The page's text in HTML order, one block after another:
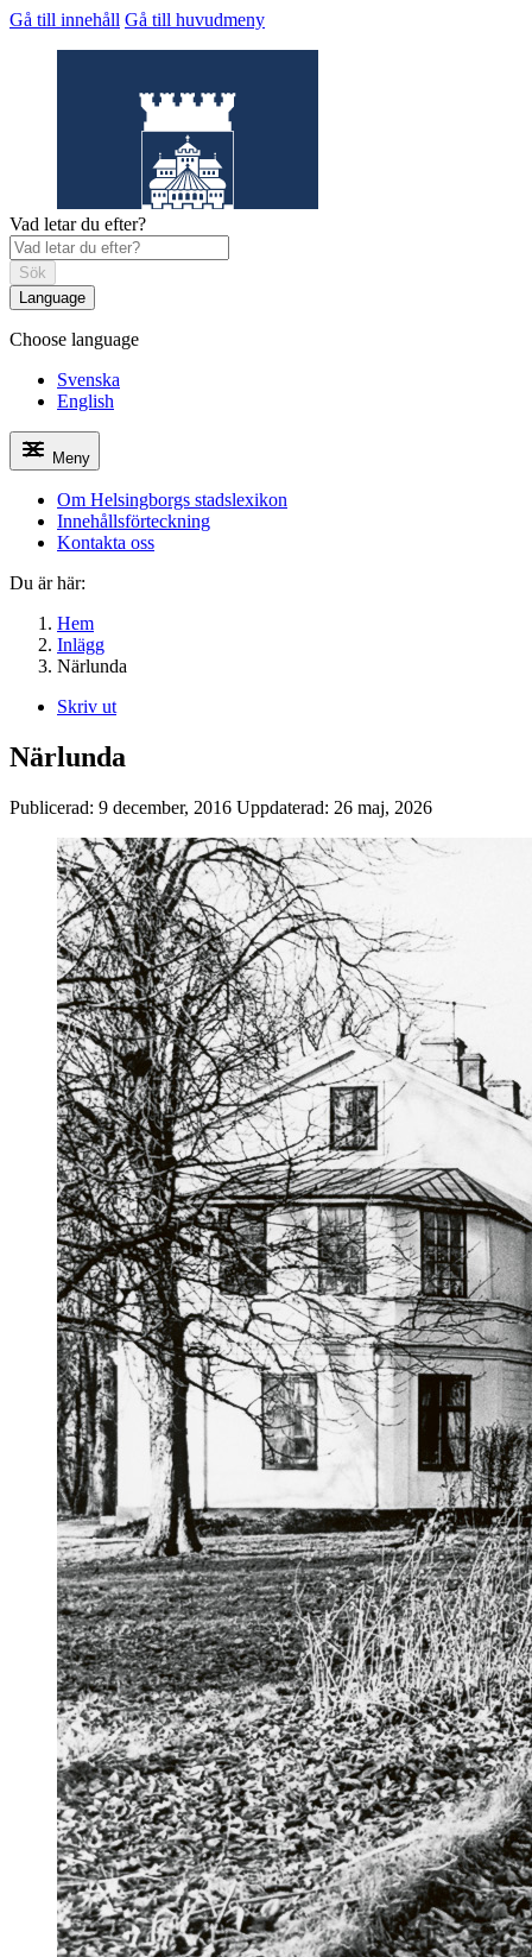
Gå till innehåll Gå till huvudmeny
Helsingborgs stadslexikon
Vad letar du efter?
Sök
Language
Choose language
Svenska
English
Meny
Om Helsingborgs stadslexikon
Innehållsförteckning
Kontakta oss
Du är här:
Hem
Inlägg
Närlunda
Skriv ut
Närlunda
Publicerad: 9 december, 2016 Uppdaterad: 26 maj, 2026